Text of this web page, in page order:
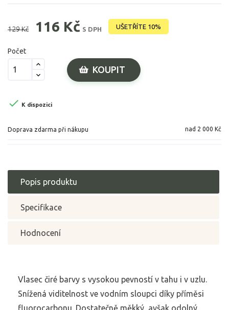
129 Kč 116 Kč S DPH UŠETŘÍTE 10%
Počet
KOUPIT
 K dispozici
Doprava zdarma při nákupu nad 2 000 Kč
Popis produktu
Specifikace
Hodnocení
Vlasec čiré barvy s vysokou pevností v tahu i v uzlu.
Snížená viditelnost ve vodním sloupci díky příměsi
fluorocarbonu. Dostatečně měkký, avšak odolný